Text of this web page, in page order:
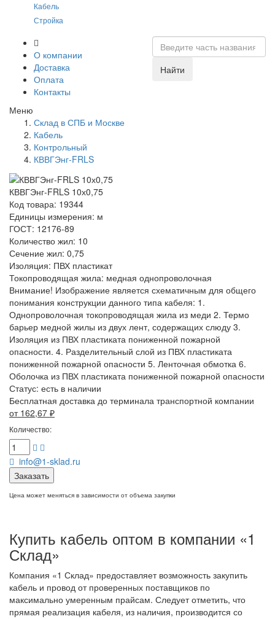
Кабель
Стройка
О компании
Доставка
Оплата
Контакты
Найти
Меню
Склад в СПБ и Москве
Кабель
Контрольный
КВВГЭнг-FRLS
КВВГЭнг-FRLS 10х0,75
Код товара: 19344
Единицы измерения: м
ГОСТ: 12176-89
Количество жил: 10
Сечение жил: 0,75
Изоляция: ПВХ пластикат
Токопроводящая жила: медная однопроволочная
Внимание! Изображение является схематичным для общего
понимания конструкции данного типа кабеля: 1.
Однопроволочная токопроводящая жила из меди 2. Термо
барьер медной жилы из двух лент, содержащих слюду 3.
Изоляция из ПВХ пластиката пониженной пожарной
опасности. 4. Разделительный слой из ПВХ пластиката
пониженной пожарной опасности 5. Ленточная обмотка 6.
Оболочка из ПВХ пластиката пониженной пожарной опасности
Статус: есть в наличии
Бесплатная доставка до терминала транспортной компании
от 162,67 ₽
Количество:
info@1-sklad.ru
Заказать
Цена может меняться в зависимости от объема закупки
Купить кабель оптом в компании «1
Склад»
Компания «1 Склад» предоставляет возможность закупить
кабель и провод от проверенных поставщиков по
максимально умеренным прайсам. Следует отметить, что
прямая реализация кабеля, из наличия, производится со